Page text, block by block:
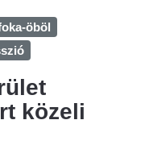
öböl
közeli